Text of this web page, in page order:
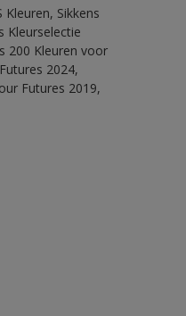
Kleuren, Sikkens
Kleurselectie
200 Kleuren voor
2024,
Futures 2019,